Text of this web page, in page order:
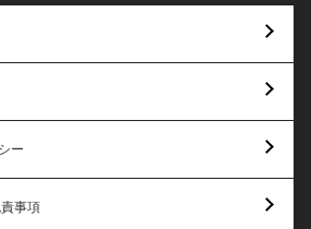
ー
事項